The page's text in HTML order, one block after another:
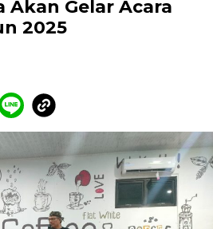
Akan Gelar Acara
2025